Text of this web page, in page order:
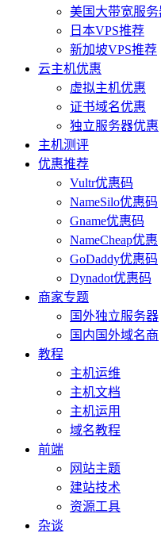
美国大带宽服务
日本VPS推荐
新加坡VPS推荐
云主机优惠
虚拟主机优惠
证书域名优惠
独立服务器优惠
主机测评
优惠推荐
Vultr优惠码
NameSilo优惠码
Gname优惠码
NameCheap优惠
GoDaddy优惠码
Dynadot优惠码
商家专题
国外独立服务器
国内国外域名商
教程
主机运维
主机文档
主机运用
域名教程
前端
网站主题
建站技术
资源工具
杂谈